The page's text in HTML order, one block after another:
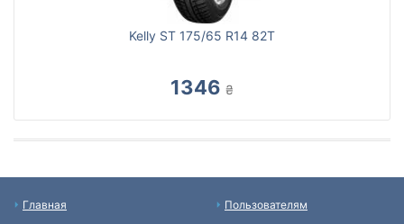
Kelly ST 175/65 R14 82T
1346 ₴
Главная
Пользователям